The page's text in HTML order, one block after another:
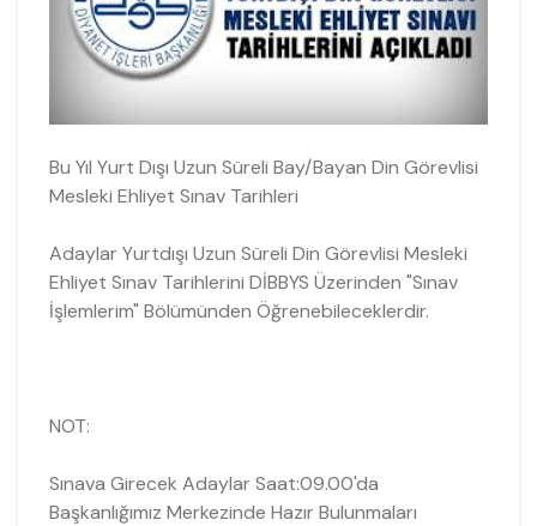
Bu Yıl Yurt Dışı Uzun Süreli Bay/Bayan Din Görevlisi
Mesleki Ehliyet Sınav Tarihleri
Adaylar Yurtdışı Uzun Süreli Din Görevlisi Mesleki
Ehliyet Sınav Tarihlerini DİBBYS Üzerinden "Sınav
İşlemlerim" Bölümünden Öğrenebileceklerdir.
NOT:
Sınava Girecek Adaylar Saat:09.00'da
Başkanlığımız Merkezinde Hazır Bulunmaları